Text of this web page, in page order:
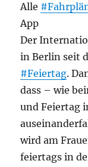
Alle
App
Der
in Berlin seit
#Feiertag.
dass – wie
und Feiertag
wird am
feiertags in